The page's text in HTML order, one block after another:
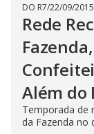
DO R7/22/09/2015
Rede
Além do
Temporada de
da Fazenda no